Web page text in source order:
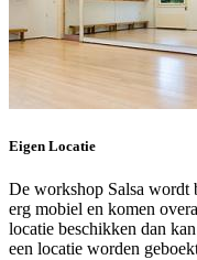
Eigen Locatie
De workshop Salsa
erg mobiel en komen
locatie beschikken dan
een locatie worden